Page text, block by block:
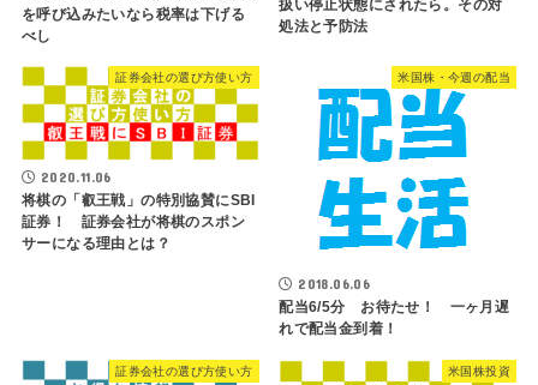
を呼び込みたいなら税率は下げる
べし
扱い停止状態にされたら。その対
処法と予防法
証券会社の選び方使い方
2020.11.06
将棋の「叡王戦」の特別協賛にSBI
証券！ 証券会社が将棋のスポン
サーになる理由とは？
米国株・今週の配当
2018.06.06
配当6/5分 お待たせ！ 一ヶ月遅
れで配当金到着！
証券会社の選び方使い方 米国株投資